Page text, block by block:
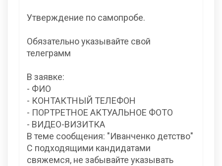
Утверждение по самопробе.
Обязательно указывайте свой
телеграмм
В заявке:
- ФИО
- КОНТАКТНЫЙ ТЕЛЕФОН
- ПОРТРЕТНОЕ АКТУАЛЬНОЕ ФОТО
- ВИДЕО-ВИЗИТКА
В теме сообщения: "Иванченко детство"
С подходящими кандидатами
свяжемся, не забывайте указывать